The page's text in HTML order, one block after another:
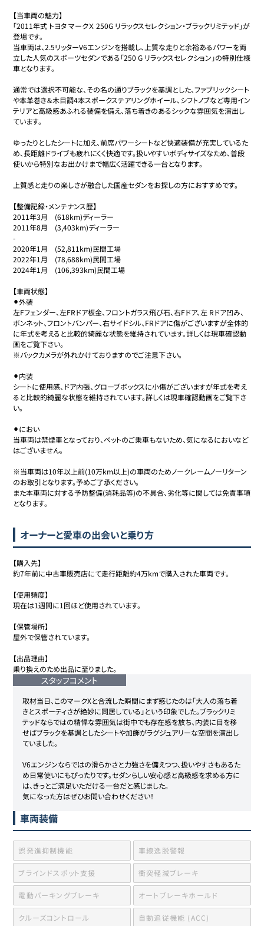
【当車両の魅力】
「2011年式 トヨタ マークＸ 250G リラックスセレクション・ブラックリミテッド」が
登場です。
当車両は、2.5リッターV6エンジンを搭載し、上質な走りと余裕あるパワーを両
立した人気のスポーツセダンである「250 G リラックスセレクション」の特別仕様
車となります。
通常では選択不可能な、その名の通りブラックを基調とした、ファブリックシート
や本革巻き＆木目調4本スポークステアリングホイール、シフトノブなど専用イン
テリアと高級感あふれる装備を備え、落ち着きのあるシックな雰囲気を演出し
ています。
ゆったりとしたシートに加え、前席パワーシートなど快適装備が充実しているた
め、長距離ドライブも疲れにくく快適です。扱いやすいボディサイズなため、普段
使いから特別なお出かけまで幅広く活躍できる一台となります。
上質感と走りの楽しさが融合した国産セダンをお探しの方におすすめです。
【整備記録・メンテナンス歴】
2011年3月　(618km)ディーラー
2011年8月　(3,403km)ディーラー
-
2020年1月　(52,811km)民間工場
2022年1月　(78,688km)民間工場
2024年1月　(106,393km)民間工場
【車両状態】
⚫︎外装
左Fフェンダー、左FRドア板金、フロントガラス飛び石、右Fドア、左 Rドア凹み、
ボンネット、フロントバンパー、右サイドシル、FRドアに傷がございますが全体的
に年式を考えると比較的綺麗な状態を維持されています。詳しくは現車確認動
画をご覧下さい。
※バックカメラが外れかけておりますのでご注意下さい。
⚫︎内装
シートに使用感、ドア内張、グローブボックスに小傷がございますが年式を考え
ると比較的綺麗な状態を維持されています。詳しくは現車確認動画をご覧下さ
い。
⚫︎におい
当車両は禁煙車となっており、ペットのご乗車もないため、気になるにおいなど
はございません。
※当車両は10年以上前(10万km以上)の車両のためノークレームノーリターン
のお取引となります。予めご了承ください。
また本車両に対する予防整備(消耗品等)の不具合、劣化等に関しては免責事項
オーナーと愛車の出会いと乗り方
【購入先】
約7年前に中古車販売店にて走行距離約4万kmで購入された車両です。
【使用頻度】
現在は1週間に1回ほど使用されています。
【保管場所】
屋外で保管されています。
【出品理由】
スタッフコメント
取材当日、このマークXと合流した瞬間にまず感じたのは「大人の落ち着
きとスポーティさが絶妙に同居している」という印象でした。ブラックリミ
テッドならではの精悍な雰囲気は街中でも存在感を放ち、内装に目を移
せばブラックを基調としたシートや加飾がラグジュアリーな空間を演出し
ていました。
V6エンジンならではの滑らかさと力強さを備えつつ、扱いやすさもあるた
め日常使いにもぴったりです。セダンらしい安心感と高級感を求める方に
は、きっとご満足いただける一台だと感じました。
気になった方はぜひお問い合わせください！
車両装備
誤発進抑制機能 車線逸脱警報
ブラインドスポット支援 衝突軽減ブレーキ
電動パーキングブレーキ オートブレーキホールド
クルーズコントロール 自動追従機能 (ACC)